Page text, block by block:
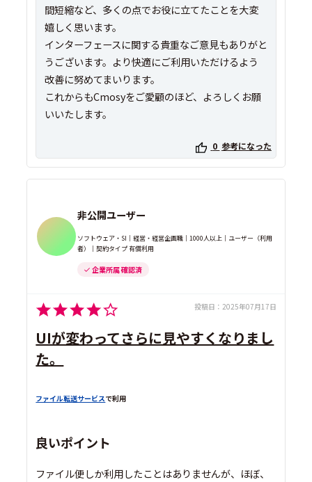
間短縮など、多くの点でお役に立てたことを大変
嬉しく思います。
インターフェースに関する貴重なご意見もありがと
うございます。より快適にご利用いただけるよう
改善に努めてまいります。
これからもCmosyをご愛顧のほど、よろしくお願
いいたします。
0 参考になった
非公開ユーザー
ソフトウェア・SI｜経営・経営企画職｜1000人以上｜ユーザー（利用
者）｜契約タイプ 有償利用
企業所属 確認済
投稿日： 2025年07月17日
UIが変わってさらに見やすくなりまし
た。
ファイル転送サービスで利用
良いポイント
ファイル便しか利用したことはありませんが、ほぼ、